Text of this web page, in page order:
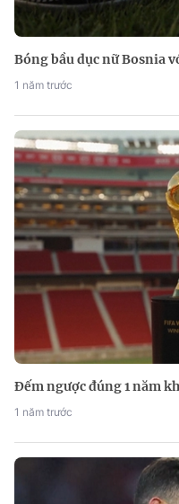
Bóng bầu dục nữ Bosnia
1 năm trước
Đếm ngược đúng 1 năm
1 năm trước